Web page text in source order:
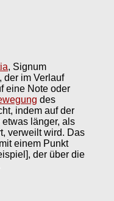
, Signum
, der im Verlauf
eine Note oder
des
indem auf der
länger, als
verweilt wird. Das
einem Punkt
der über die